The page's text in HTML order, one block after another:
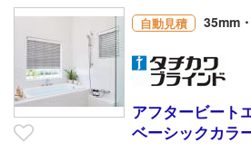
自動見積 35mm
アフタービート
ベーシックカラ